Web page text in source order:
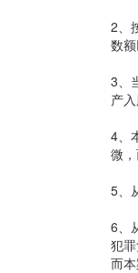
2、
数
3、
产入
4、
微
5、
6、
犯
而